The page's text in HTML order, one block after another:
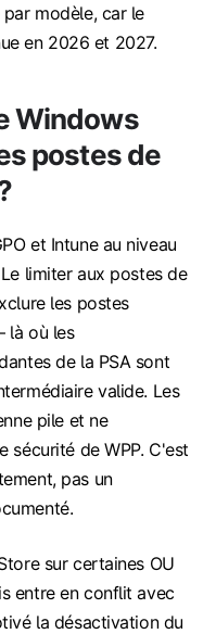
modèle, car le
en 2026 et 2027.
Windows
postes de
et Intune au niveau
limiter aux postes de
les postes
là où les
de la PSA sont
valide. Les
pile et ne
sécurité de WPP. C'est
pas un
sur certaines OU
entre en conflit avec
la désactivation du